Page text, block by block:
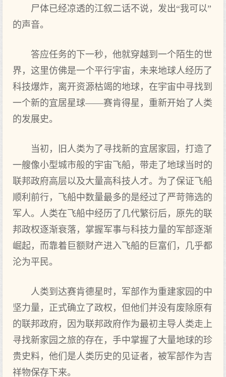
尸体已经凉透的江叙二话不说，发出“我可以”
的声音。
答应任务的下一秒，他就穿越到一个陌生的世
界，这里仿佛是一个平行宇宙，未来地球人经历了
科技爆炸，离开资源枯竭的地球，在宇宙中寻找到
一个新的宜居星球——赛肯得星，重新开始了人类
的发展史。
当初，旧人类为了寻找新的宜居家园，打造了
一艘像小型城市般的宇宙飞船，带走了地球当时的
联邦政府高层以及大量高科技人才。为了保证飞船
顺利前行，飞船中数量最多的是经过了严苛筛选的
军人。人类在飞船中经历了几代繁衍后，原先的联
邦政权逐渐衰落，掌握军事与科技力量的军部逐渐
崛起，而靠着巨额财产进入飞船的巨富们，几乎都
沦为平民。
人类到达赛肯德星时，军部作为重建家园的中
坚力量，正式确立了政权，但他们并没有废除原有
的联邦政府，因为联邦政府作为最初主导人类走上
寻找新家园之旅的存在，手中掌握了大量地球的珍
贵史料，他们是人类历史的见证者，被军部作为吉
祥物保存下来。